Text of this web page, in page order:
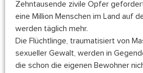
Zehntausende zivile Opfer
eine Million Menschen im Land auf
werden täglich mehr.
Die Flüchtlinge, traumatisiert von
sexueller Gewalt, werden in
die schon die eigenen Bewohner